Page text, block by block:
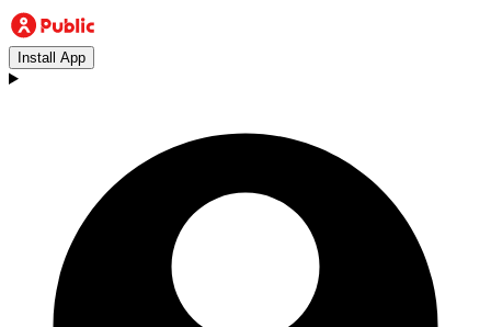
Install App